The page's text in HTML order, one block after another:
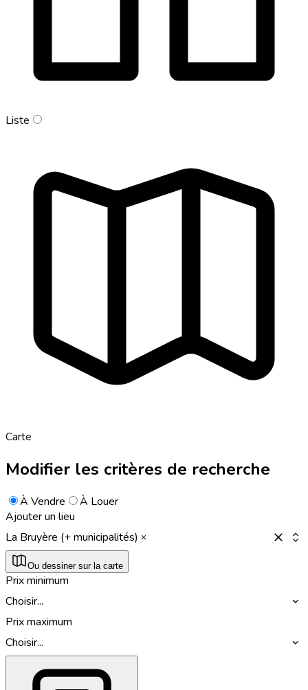
Liste
Carte
Modifier les critères de recherche
À Vendre
À Louer
Ajouter un lieu
La Bruyère (+ municipalités)
Ou dessiner sur la carte
Prix minimum
Choisir...
Prix maximum
Choisir...